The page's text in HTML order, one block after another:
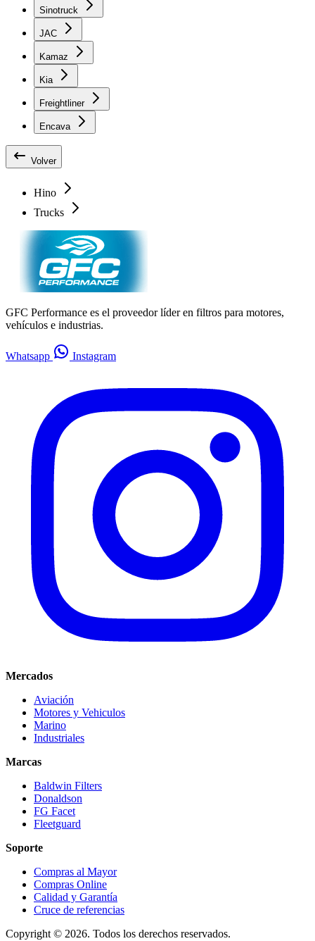
Sinotruck
JAC
Kamaz
Kia
Freightliner
Encava
Volver
Hino
Trucks
GFC Performance es el proveedor líder en filtros para motores,
vehículos e industrias.
Whatsapp Instagram
Mercados
Aviación
Motores y Vehiculos
Marino
Industriales
Marcas
Baldwin Filters
Donaldson
FG Facet
Fleetguard
Soporte
Compras al Mayor
Compras Online
Calidad y Garantía
Cruce de referencias
Copyright © 2026. Todos los derechos reservados.